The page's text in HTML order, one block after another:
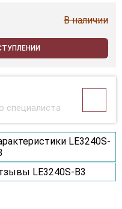
В наличии
специалиста
LE3240S-
LE3240S-B3